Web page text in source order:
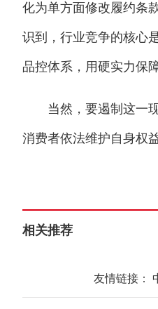
化为单方面修改履约条
识到，行业竞争的核心
品控体系，用硬实力保
当然，要遏制这一现
消费者依法维护自身权
相关推荐
友情链接：